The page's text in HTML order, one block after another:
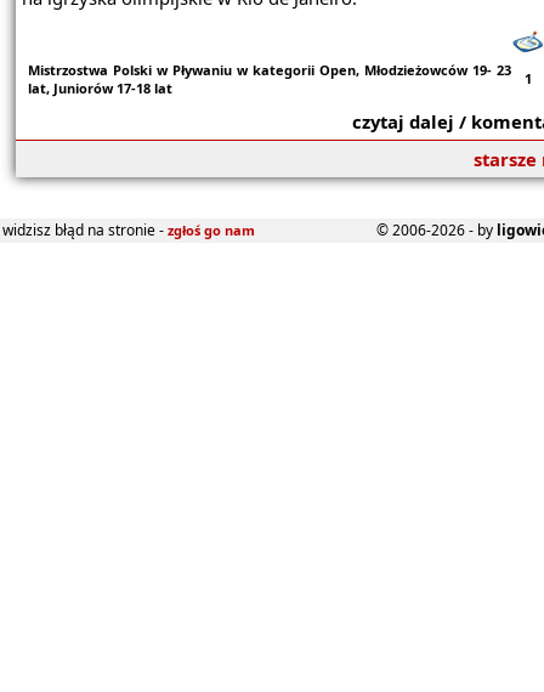
Mistrzostwa Polski w Pływaniu w kategorii Open, Młodzieżowców 19- 23
lat, Juniorów 17-18 lat
1
czytaj dalej /
starsze
widzisz błąd na stronie - zgłoś go nam © 2006-2026 - by